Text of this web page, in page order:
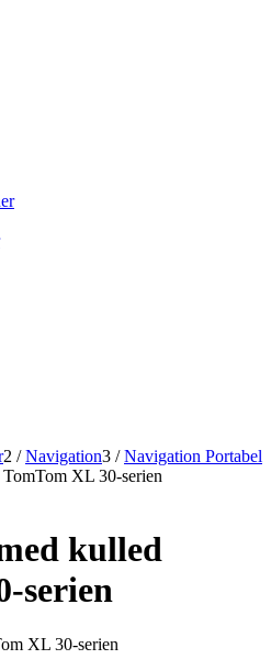
2 / Navigation3 / Navigation Portabel
XL 30-serien
kulled
serien
XL 30-serien